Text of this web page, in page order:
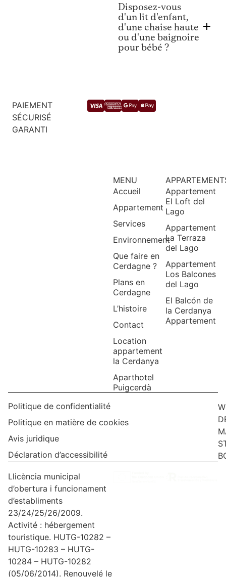
Disposez-vous
d'un lit d'enfant,
d'une chaise haute
ou d'une baignoire
pour bébé ?
PAIEMENT
SÉCURISÉ
GARANTI
MENU
Accueil
Appartement
Services
Environnement
Que faire en
Cerdagne ?
Plans en
Cerdagne
L’histoire
Contact
Location
appartement
la Cerdanya
Aparthotel
Puigcerdà
Appartement
El Loft del
Lago
Appartement
La Terraza
del Lago
Appartement
Los Balcones
del Lago
El Balcón de
la Cerdanya
Appartement
Politique de confidentialité
Politique en matière de cookies
Avis juridique
Déclaration d’accessibilité
Llicència municipal
d’obertura i funcionament
d’establiments
23/24/25/26/2009.
Activité : hébergement
touristique. HUTG-10282 –
HUTG-10283 – HUTG-
10284 – HUTG-10282
(05/06/2014). Renouvelé le